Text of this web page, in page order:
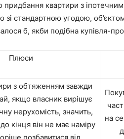
придбання квартири з
зі стандартною угодою,
б, якби подібна купівля-
Плюси
з обтяженням завжди
якщо власник вирішує
нерухомість, значить,
кінця він не має наміру
на